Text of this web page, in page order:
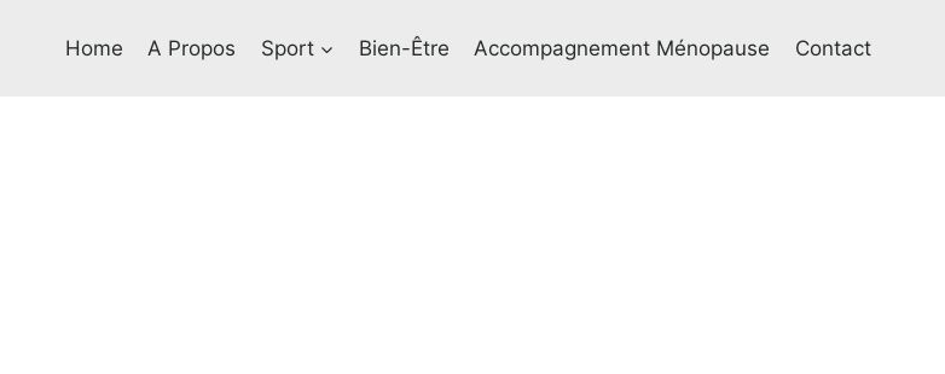
Home A Propos Sport Bien-Être Accompagnement Ménopause Contact